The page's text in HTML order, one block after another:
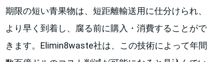
期限の短い青果物は、短距離輸送用に仕分けられ、
より早く到着し、腐る前に購入・消費することがで
きます。Elimin8waste社は、この技術によって年間